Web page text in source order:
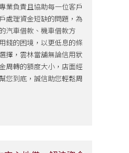
業負責且協助每一位客戶
處理資金短缺的問題，為
汽車借款、機車借款方
錢的困境，以更低息的條
擇，雲林當舖無論信用狀
周轉的額度大小，店面經
您到底，誠信助您輕鬆周